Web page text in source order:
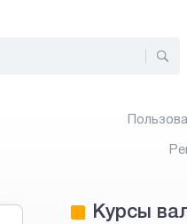
Курсы